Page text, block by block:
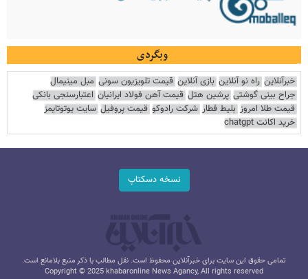
وبگردی
خبرآنلاین راه نو آنلاین بازی آنلاین قیمت تلویزیون سونی مبل مینیمال
جراح بینی گوشتی پرشین هتل قیمت آهن فولاد ایرانیان اعتبارسنجی بانکی
قیمت طلا امروز بلیط قطار شرکت رادوکو قیمت پروفیل سایت یوتوتایمز
خرید اکانت chatgpt
نسخه دسکتاپ
تمامی حقوق این سایت برای خبرآنلاین محفوظ است. نقل مطالب با ذکر منبع بلامانع است.
Copyright © 2025 khabaronline News Agancy, All rights reserved